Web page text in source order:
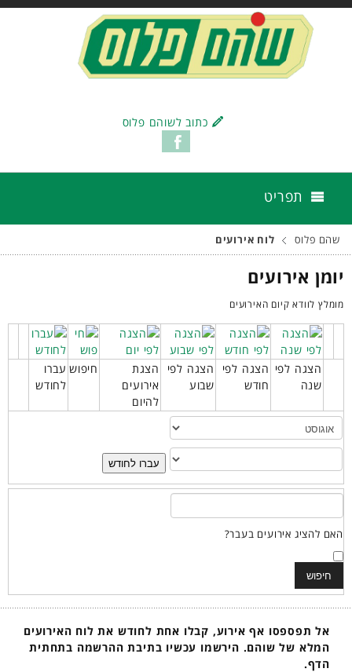
כתוב לשוהם פלוס
תפריט
שהם פלוס לוח אירועים
יומן אירועים
מומלץ לוודא קיום האירועים
הצגה לפי
שנה
הצגה לפי
חודש
הצגה לפי
שבוע
הצגת
אירועים
להיום
חיפוש עברו
לחודש
עברו לחודש
האם להציג אירועים בעבר?
אל תפספסו אף אירוע, קבלו אחת לחודש את לוח האירועים
המלא של שוהם. הירשמו עכשיו בתיבת ההרשמה בתחתית
הדף.